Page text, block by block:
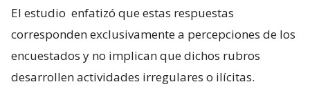
El estudio enfatizó que estas respuestas
corresponden exclusivamente a percepciones de los
encuestados y no implican que dichos rubros
desarrollen actividades irregulares o ilícitas.